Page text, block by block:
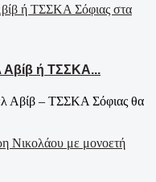
Αβίβ ή ΤΣΣΚΑ...
Αβίβ – ΤΣΣΚΑ Σόφιας θα